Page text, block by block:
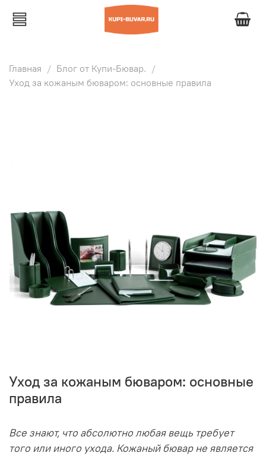
Главная
Блог от Купи-Бювар.
Уход за кожаным бюваром: основные правила
Уход за кожаным бюваром: основные
правила
Все знают, что абсолютно любая вещь требует
того или иного ухода. Кожаный бювар не является